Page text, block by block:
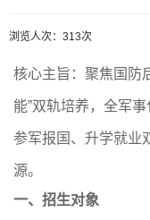
浏览人次：313次
核心主旨：聚焦国防
能”双轨培养，全军
参军报国、升学就业
源。
一、招生对象